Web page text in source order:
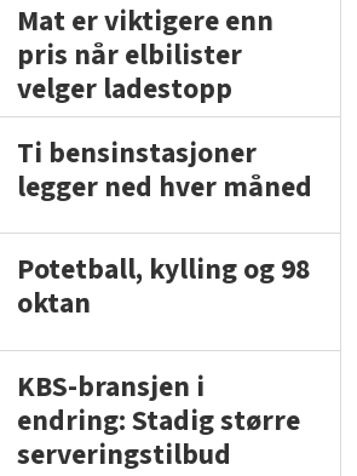
Mat er viktigere enn
pris når elbilister
velger ladestopp
Ti bensinstasjoner
legger ned hver måned
Potetball, kylling og 98
oktan
KBS-bransjen i
endring: Stadig større
serveringstilbud